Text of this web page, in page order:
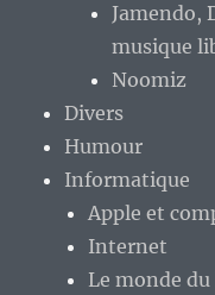
Jamendo,
musique
Noomiz
Divers
Humour
Informatique
Apple et
Internet
Le monde